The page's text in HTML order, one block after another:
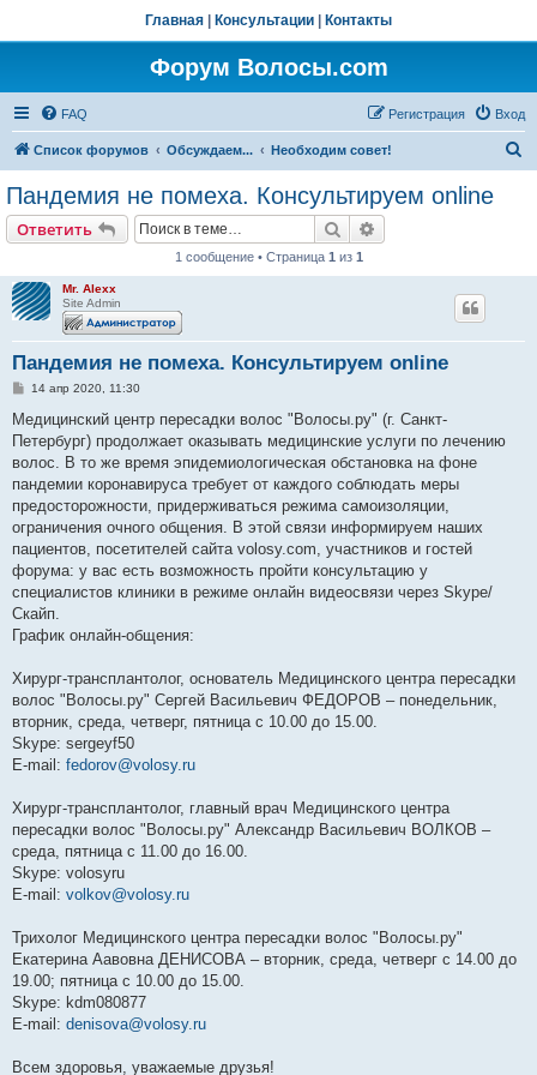
Главная Консультации Контакты
Форум Волосы.com
FAQ Вход
Регистрация
Список форумов Обсуждаем... Необходим совет!
Пандемия не помеха. Консультируем online
Ответить Поиск
1 сообщение • Страница 1 из 1
Mr. Alexx
Site Admin
Пандемия не помеха. Консультируем online
С
о
щ
е
и
е
14 апр 2020, 11:30
Медицинский центр пересадки волос "Волосы.ру" (г. Санкт-
Петербург) продолжает оказывать медицинские услуги по лечению
волос. В то же время эпидемиологическая обстановка на фоне
пандемии коронавируса требует от каждого соблюдать меры
предосторожности, придерживаться режима самоизоляции,
ограничения очного общения. В этой связи информируем наших
пациентов, посетителей сайта volosy.com, участников и гостей
форума: у вас есть возможность пройти консультацию у
специалистов клиники в режиме онлайн видеосвязи через Skype/
Скайп.
График онлайн-общения:
Хирург-трансплантолог, основатель Медицинского центра пересадки
волос "Волосы.ру" Сергей Васильевич ФЕДОРОВ – понедельник,
вторник, среда, четверг, пятница с 10.00 до 15.00.
Skype: sergeyf50
E-mail: fedorov@volosy.ru
Хирург-трансплантолог, главный врач Медицинского центра
пересадки волос "Волосы.ру" Александр Васильевич ВОЛКОВ –
среда, пятница с 11.00 до 16.00.
Skype: volosyru
E-mail: volkov@volosy.ru
Трихолог Медицинского центра пересадки волос "Волосы.ру"
Екатерина Аавовна ДЕНИСОВА – вторник, среда, четверг с 14.00 до
19.00; пятница с 10.00 до 15.00.
Skype: kdm080877
E-mail: denisova@volosy.ru
Всем здоровья, уважаемые друзья!